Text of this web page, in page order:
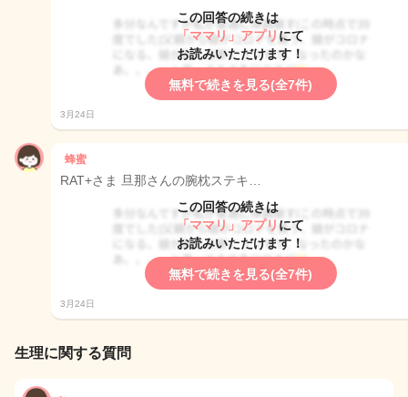
この回答の続きは
「ママリ」アプリ にて
お読みいただけます！
無料で続きを見る(全7件)
3月24日
蜂蜜
RAT+さま 旦那さんの腕枕ステキ…
この回答の続きは
「ママリ」アプリ にて
お読みいただけます！
無料で続きを見る(全7件)
3月24日
生理に関する質問